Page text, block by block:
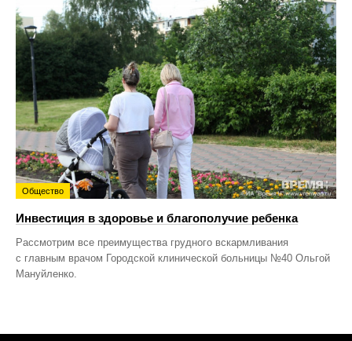
Общество
Инвестиция в здоровье и благополучие ребенка
Рассмотрим все преимущества грудного вскармливания
с главным врачом Городской клинической больницы №40 Ольгой
Мануйленко.